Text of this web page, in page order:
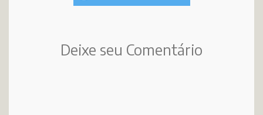
Deixe seu Comentário